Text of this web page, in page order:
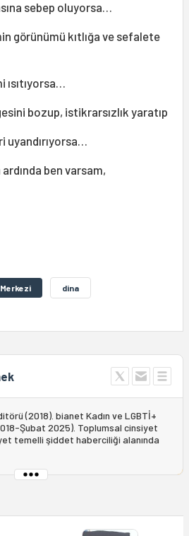
sebep oluyorsa…
görünümü kıtlığa ve sefalete
ısıtıyorsa…
bozup, istikrarsızlık yaratıp
uyandırıyorsa…
ben varsam,
dina
(2018). bianet Kadın ve LGBTİ+
Şubat 2025). Toplumsal cinsiyet
temelli şiddet haberciliği alanında